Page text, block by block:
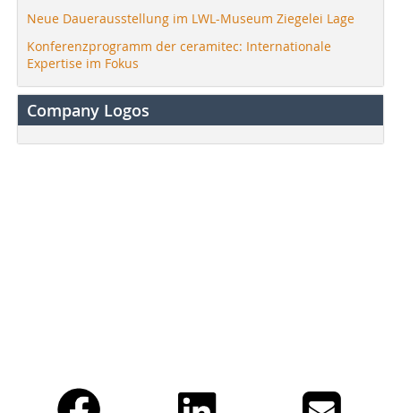
Neue Dauerausstellung im LWL-Museum Ziegelei Lage
Konferenzprogramm der ceramitec: Internationale
Expertise im Fokus
Company Logos